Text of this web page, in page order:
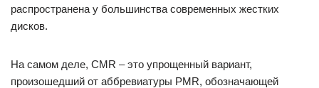
распространена у большинства современных жестких
дисков.
На самом деле, CMR – это упрощенный вариант,
произошедший от аббревиатуры PMR, обозначающей